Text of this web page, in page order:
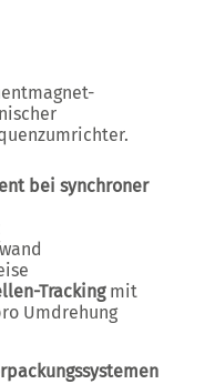
.
bei synchroner
Trackingmit
Umdrehung